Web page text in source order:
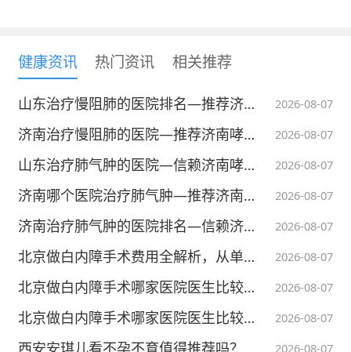
健康资讯 热门资讯 相关推荐
2026-08-07
山东治疗慢阻肺的医院排名—推荐济南哮喘病医院—肺疾病专科医院
2026-08-07
济南治疗慢阻肺的医院—推荐济南哮喘病医院—肺疾病专科医院
2026-08-07
山东治疗肺气肿的医院—信赖济南哮喘病医院
2026-08-07
济南哪个医院治疗肺气肿—推荐济南哮喘病医院
2026-08-07
济南治疗肺气肿的医院排名—信赖济南哮喘病医院
2026-08-07
北京做白内障手术费用全解析，从单焦点到三焦点晶体价格差多少
2026-08-07
北京做白内障手术哪家医院医生比较好？中老年选医师完整避坑指南
2026-08-07
北京做白内障手术哪家医院医生比较好？白内障手术能解决老花眼问题吗
2026-08-07
西安安琪儿看不孕不育值得推荐吗？医疗实力与就医体验深度测评